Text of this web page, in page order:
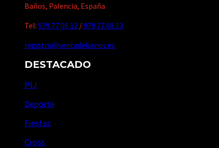
Baños, Palencia, España
Tel: 979 77 08 12 /979 77 08 13
registro@ventadebanos.es
DESTACADO
PIJ
Deporte
Fiestas
Cross